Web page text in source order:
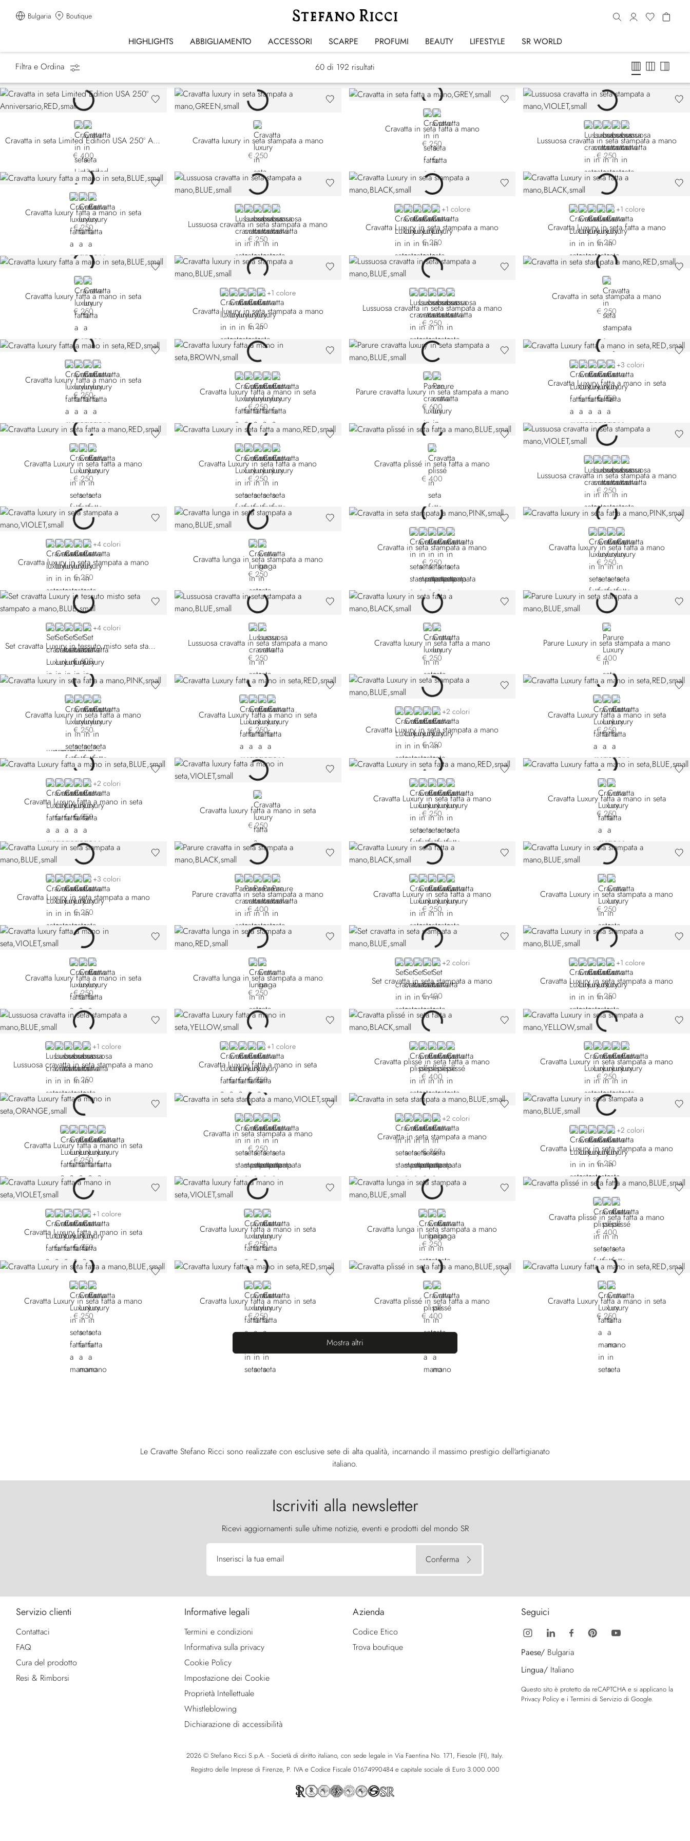
Bulgaria Boutique
HIGHLIGHTS ABBIGLIAMENTO ACCESSORI SCARPE PROFUMI BEAUTY LIFESTYLE SR WORLD
Homepage Accessori
Cravatte
Filtra e Ordina 60 di 192 risultati
REDBLUE
Cravatta in seta Limited Edition USA 250º Anniversario
€ 400
GREEN
Cravatta luxury in seta stampata a mano
€ 250
GREYBLACK
Cravatta in seta fatta a mano
€ 250
VIOLET
BLUE 57007-002
REDORANGE
BLUE 57007-011
Lussuosa cravatta in seta stampata a mano
€ 250
BLUE 58000-002
PINKBLUE 58000-005
Cravatta luxury fatta a mano in seta
€ 250
BLUE 57001-001
GREEN
ORANGE
PINKGOLD
Lussuosa cravatta in seta stampata a mano
€ 250
BLACK
REDBLUE 57009-006
BLUE 57009-009
PINK+1 colore
Cravatta Luxury in seta stampata a mano
€ 250
BLACK
BLUE
REDVIOLET
GOLD+1 colore
Cravatta Luxury in seta fatta a mano
€ 250
BLUEBROWN
Cravatta luxury fatta a mano in seta
€ 250
BLUE 57011-001
BLUE 57011-003
BLUE 57011-006
BLACK
ORANGE
+1 colore
Cravatta luxury in seta stampata a mano
€ 250
BLUE 57012-001
BLUE 57012-003
VIOLET 57012-005
VIOLET 57012-007
RED
Lussuosa cravatta in seta stampata a mano
€ 250
RED
Cravatta in seta stampata a mano
€ 250
REDBLUE 58001-005
BLUE 58001-006
YELLOW
Cravatta luxury fatta a mano in seta
€ 250
BROWN
VIOLET 58002-002
BLUEVIOLET 58002-007
BLACK
Cravatta luxury fatta a mano in seta
€ 250
BLUE
RED
Parure cravatta luxury in seta stampata a mano
€ 600
RED 51082-004
YELLOW 51082-005
RED 51082-006
BLUE 51082-007
ORANGE
+3 colori
Cravatta Luxury fatta a mano in seta
€ 250
REDBLUEYELLOW
Cravatta Luxury in seta fatta a mano
€ 250
REDBLUE 58202-003
VIOLET
YELLOW
BLUE 58202-007
Cravatta Luxury in seta fatta a mano
€ 250
BLUE
Cravatta plissé in seta fatta a mano
€ 400
VIOLET
BLUE 57017-003
BLUE 57017-004
ORANGE
RED
Lussuosa cravatta in seta stampata a mano
€ 250
VIOLET
BLUE 57026-002
BLUE 57026-003
BLUE 57026-004
BLUE 57026-005
+4 colori
Cravatta luxury in seta stampata a mano
€ 250
BLUEVIOLET
Cravatta lunga in seta stampata a mano
€ 250
PINKBLUE 51504-006
BLUE 51504-007
REDBEIGE
Cravatta in seta stampata a mano
€ 250
PINKVIOLET 58005-004
BLUEVIOLET 58005-008
Cravatta luxury in seta fatta a mano
€ 250
BLUE 51500-001
PINKBLUE 51500-003
REDORANGE
+4 colori
Set cravatta Luxury in tessuto misto seta stampato a mano
€ 600
BLUE
RED
Lussuosa cravatta in seta stampata a mano
€ 250
BLACK 57082-002
BLACK 57082-007
Cravatta luxury in seta fatta a mano
€ 250
BLUE
Parure Luxury in seta stampata a mano
€ 400
PINKBLUE 58010-004
BLUE 58010-005
BLUE 58010-006
Cravatta luxury in seta fatta a mano
€ 250
REDBLUE 51000-007
PINKBLUE 51000-012
Cravatta Luxury fatta a mano in seta
€ 250
BLUE 57025-002
BLUE 57025-003
BLUE 57025-006
ORANGE
BLACK 57025-008
+2 colori
Cravatta Luxury in seta stampata a mano
€ 250
REDYELLOW
WHITE
Cravatta Luxury fatta a mano in seta
€ 250
BLUE 51080-002
BLUE 51080-003
BLUE 51080-004
BLUE 51080-005
RED+2 colori
Cravatta Luxury fatta a mano in seta
€ 250
VIOLET
Cravatta luxury fatta a mano in seta
€ 250
REDORANGE
GREEN
PINKVIOLET
Cravatta Luxury in seta fatta a mano
€ 250
BLUE 51040-006
BLUE 51040-013
Cravatta Luxury fatta a mano in seta
€ 250
BLUE 57013-001
BLUE 57013-002
ORANGE
REDBLUE 57013-007
+3 colori
Cravatta Luxury in seta stampata a mano
€ 250
BLACK 57101-001
BLACK 57101-002
BLUE 57101-005
BLACK 57101-006
BLUE 57101-007
Parure cravatta in seta stampata a mano
€ 400
BLACK
BLUE 58011-002
VIOLET
BLUE 58011-006
GOLD
Cravatta Luxury in seta fatta a mano
€ 250
BLUE 47027-002
BLUE 47027-010
Cravatta Luxury in seta stampata a mano
€ 250
VIOLET
BLACKBLUE 58025-008
Cravatta luxury fatta a mano in seta
€ 250
REDBLACK
Cravatta lunga in seta stampata a mano
€ 250
BLUE 51102-004
RED 51102-005
BLACK 51102-006
BLACK 51102-008
GREEN
+2 colori
Set cravatta in seta stampata a mano
€ 400
BLUE 57002-001
PINKREDBLUE 57002-010
BLUE 57002-012
+1 colore
Cravatta Luxury in seta stampata a mano
€ 250
BLUE 57020-001
BLUE 57020-004
BLUE 57020-006
REDBLACK+1 colore
Lussuosa cravatta in seta stampata a mano
€ 250
YELLOW 51043-002
BLUE 51043-003
BLUE 51043-006
VIOLET
BLUE 51043-009
+1 colore
Cravatta Luxury fatta a mano in seta
€ 250
BLACK
BLUE 57009-006
BLUE 57009-009
PINKYELLOW
Cravatta plissé in seta fatta a mano
€ 400
YELLOW
BLUE 57018-005
BLUE 57018-006
BLUE 57018-009
VIOLET
Cravatta Luxury in seta stampata a mano
€ 250
ORANGE
REDBLUE 51081-011
VIOLETGREEN
Cravatta Luxury fatta a mano in seta
€ 250
VIOLET
BLUE 51505-005
REDBLUE 51505-011
YELLOW
Cravatta in seta stampata a mano
€ 250
BLUE 51506-005
BLUE 51506-007
PINKBLUE 51506-012
GREEN
+2 colori
Cravatta in seta stampata a mano
€ 250
BLUE 57014-001
ORANGE
RED 57014-006
BLACK
BLUE 57014-009
+2 colori
Cravatta Luxury in seta stampata a mano
€ 250
VIOLET
PINKRED 51083-008
RED 51083-009
ORANGE
+1 colore
Cravatta Luxury fatta a mano in seta
€ 250
VIOLET
BLUEYELLOW
Cravatta luxury fatta a mano in seta
€ 250
BLUE 57026-002
BLUE 57026-003
GREEN
Cravatta lunga in seta stampata a mano
€ 250
BLUE 57007-002
REDBLUE 57007-011
Cravatta plissé in seta fatta a mano
€ 400
BLUE 58026-001
BLUE 58026-007
RED
Cravatta Luxury in seta fatta a mano
€ 250
REDORANGE
BLUE 58032-009
Cravatta luxury fatta a mano in seta
€ 250
BLUEORANGE
Cravatta plissé in seta fatta a mano
€ 400
REDGREEN
Cravatta Luxury fatta a mano in seta
€ 250
Mostra altri
Le Cravatte Stefano Ricci sono realizzate con esclusive sete di alta qualità, incarnando il massimo prestigio dell'artigianato
italiano.
Iscriviti alla newsletter
Ricevi aggiornamenti sulle ultime notizie, eventi e prodotti del mondo SR
Inserisci la tua email Conferma
Servizio clienti
Contattaci
FAQ
Cura del prodotto
Resi & Rimborsi
Informative legali
Termini e condizioni
Informativa sulla privacy
Cookie Policy
Impostazione dei Cookie
Proprietà Intellettuale
Whistleblowing
Dichiarazione di accessibilità
Azienda
Codice Etico
Trova boutique
Seguici
Paese/ Bulgaria
Lingua/ Italiano
Questo sito è protetto da reCAPTCHA e si applicano la
Privacy Policy e i Termini di Servizio di Google.
2026 © Stefano Ricci S.p.A. - Società di diritto italiano, con sede legale in Via Faentina No. 171, Fiesole (FI), Italy.
Registro delle Imprese di Firenze, P. IVA e Codice Fiscale 01674990484 e capitale sociale di Euro 3.000.000